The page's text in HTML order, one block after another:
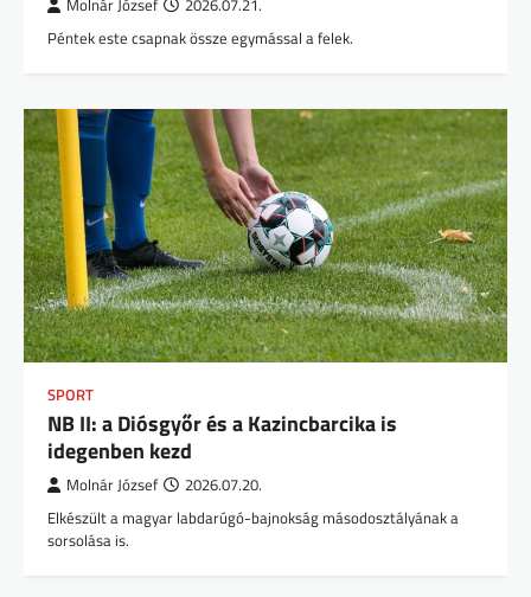
Molnár József 2026.07.21.
Péntek este csapnak össze egymással a felek.
SPORT
NB II: a Diósgyőr és a Kazincbarcika is
idegenben kezd
Molnár József 2026.07.20.
Elkészült a magyar labdarúgó-bajnokság másodosztályának a
sorsolása is.